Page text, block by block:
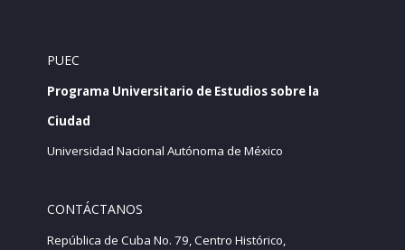
PUEC
Programa Universitario de Estudios sobre la
Ciudad
Universidad Nacional Autónoma de México
CONTÁCTANOS
República de Cuba No. 79, Centro Histórico,